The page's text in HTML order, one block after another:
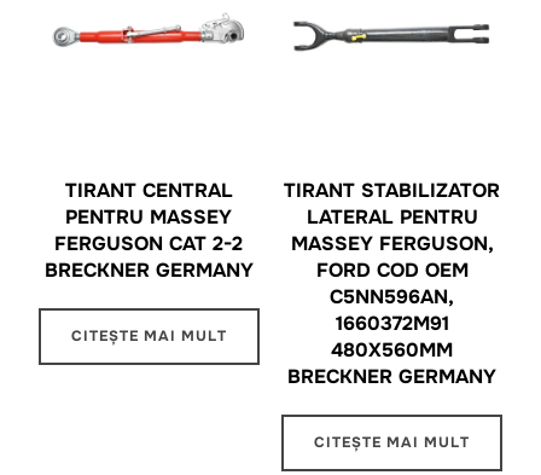
TIRANT CENTRAL
PENTRU MASSEY
FERGUSON CAT 2-2
BRECKNER GERMANY
CITEȘTE MAI MULT
TIRANT STABILIZATOR
LATERAL PENTRU
MASSEY FERGUSON,
FORD COD OEM
C5NN596AN,
1660372M91
480X560MM
BRECKNER GERMANY
CITEȘTE MAI MULT